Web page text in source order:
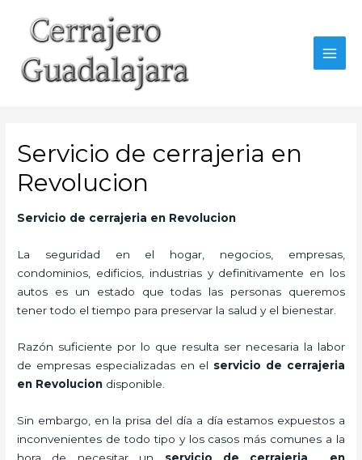
contenido
Servicio de cerrajeria en
Revolucion
Servicio de cerrajeria en Revolucion
La seguridad en el hogar, negocios, empresas,
condominios, edificios, industrias y definitivamente en los
autos es un estado que todas las personas queremos
tener todo el tiempo para preservar la salud y el bienestar.
Razón suficiente por lo que resulta ser necesaria la labor
de empresas especializadas en el servicio de cerrajeria
en Revolucion disponible.
Sin embargo, en la prisa del día a día estamos expuestos a
inconvenientes de todo tipo y los casos más comunes a la
hora de necesitar un servicio de cerrajeria en